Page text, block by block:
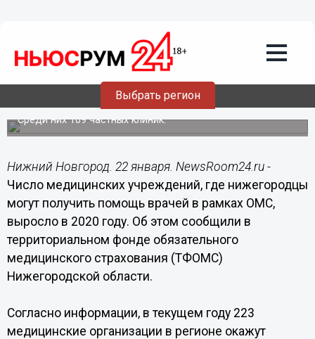
Выбрать регион
22.01.202015:13
Более 200 медучреждений примут
нижегородцев по полису ОМС
Среди них 109 частных клиник.
Нижний Новгород. 22 января. NewsRoom24.ru -
Число медицинских учреждений, где нижегородцы
могут получить помощь врачей в рамках ОМС,
выросло в 2020 году. Об этом сообщили в
территориальном фонде обязательного
медицинского страхования (ТФОМС)
Нижегородской области.
Согласно информации, в текущем году 223
медицинские организации в регионе окажут